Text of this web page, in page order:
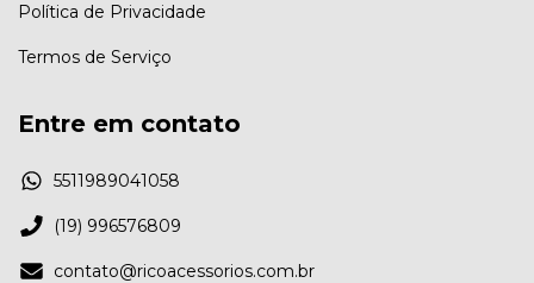
Política de Privacidade
Termos de Serviço
Entre em contato
5511989041058
(19) 996576809
contato@ricoacessorios.com.br